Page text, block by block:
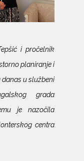
i pročelnik
planiranje i
u službeni
grada
je nazočila
centra